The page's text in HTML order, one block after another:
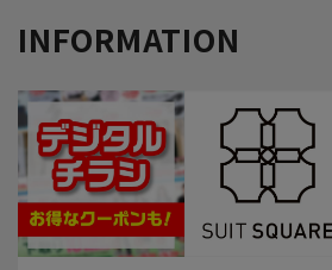
INFORMATION